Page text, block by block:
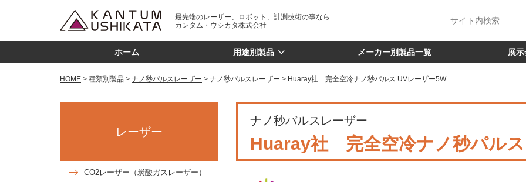
最先端のレーザー、ロボット、計測技術の事なら
カンタム・ウシカタ株式会社
ホーム 用途別製品 メーカー別製品一覧 展
HOME 種類別製品 ナノ秒パルスレーザー ナノ秒パルスレーザー Huaray社 完全空冷ナノ秒パルス UVレーザー5W
レーザー
CO2レーザー（炭酸ガスレーザー）
ナノ秒パルスレーザー
Huaray社 完全空冷ナノ秒パル